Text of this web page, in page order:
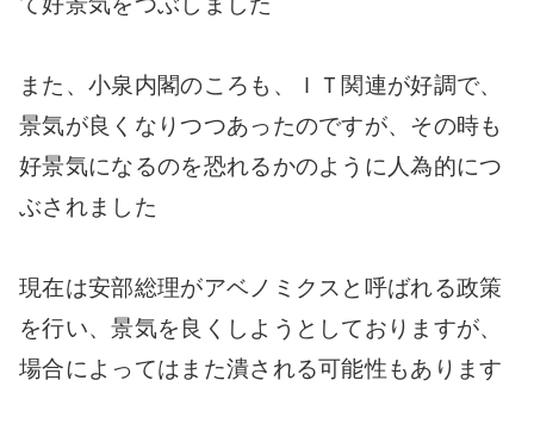
また、小泉内閣のころも、ＩＴ関連が好調で、
景気が良くなりつつあったのですが、その時も
好景気になるのを恐れるかのように人為的につ
ぶされました
現在は安部総理がアベノミクスと呼ばれる政策
を行い、景気を良くしようとしておりますが、
場合によってはまた潰される可能性もあります